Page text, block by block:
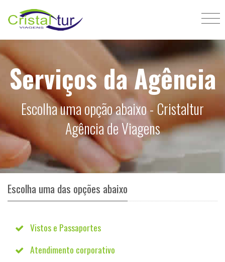
Serviços da Agência
Escolha uma opção abaixo - Cristaltur
Agência de Viagens
Escolha uma das opções abaixo
Vistos e Passaportes
Atendimento corporativo